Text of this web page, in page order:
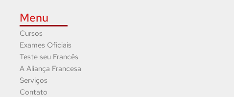
Menu
Cursos
Exames Oficiais
Teste seu Francês
A Aliança Francesa
Serviços
Contato